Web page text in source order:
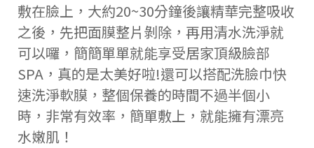
敷在臉上，大約20~30分鐘後讓精華完整吸收
之後，先把面膜整片剝除，再用清水洗淨就
可以囉，簡簡單單就能享受居家頂級臉部
SPA，真的是太美好啦!還可以搭配洗臉巾快
速洗淨軟膜，整個保養的時間不過半個小
時，非常有效率，簡單敷上，就能擁有漂亮
水嫩肌！